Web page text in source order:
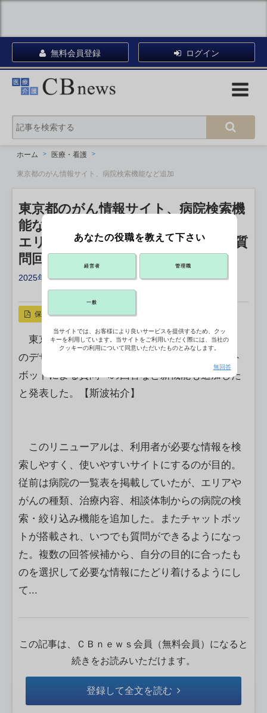
無料会員登録 ログイン
ホーム 医療・看護
東京都のがん情報サイト、病院検索機能など追加
東京都のがん情報サイト、病院検索機
能など追加
エリアや種類で絞り込み、ボットが質
問回答も
2025年04月22日 11:30
リンクをコピー
保存
東京都は21日、「東京都がんポータルサイト」
のデザインを見直したほか、病院検索やチャット
ボットによる質問への回答など新機能も追加した
と発表した。【斯波祐介】
このリニューアルは、利用者が必要な情報を検
索しやすく、使いやすいサイトにするのが目的。
従前は病院の一覧表を掲載していたが、エリアや
がんの種類、治療内容、相談体制からの病院の検
索・絞り込み機能を追加した。またチャットボッ
トが搭載され、いつでも質問ができるようになっ
た。複数の回答候補から、自分の目的に合ったも
のを選択して必要な情報にたどり着けるようにし
て...
この記事は、ＣＢｎｅｗｓ会員（無料会員）になると
続きをお読みいただけます。
登録して全文を読む
あなたの役職を教えて下さい
経営者 管理職
一般
当サイトでは、お客様により良いサービスを提供するため、クッ
キーを利用しています。当サイトをご利用いただく際には、当社の
クッキーの利用について同意いただいたものとみなします。
無回答